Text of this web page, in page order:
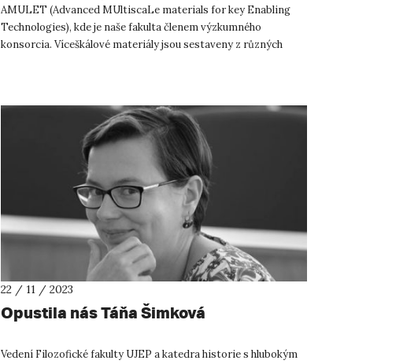
AMULET (Advanced MUltiscaLe materials for key Enabling
Technologies), kde je naše fakulta členem výzkumného
konsorcia. Víceškálové materiály jsou sestaveny z různých
22 / 11 / 2023
Opustila nás Táňa Šimková
Vedení Filozofické fakulty UJEP a katedra historie s hlubokým